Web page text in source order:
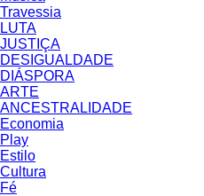
Travessia
LUTA
JUSTIÇA
DESIGUALDADE
DIÁSPORA
ARTE
ANCESTRALIDADE
Economia
Play
Estilo
Cultura
Fé